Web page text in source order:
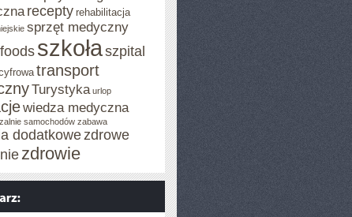
recepty rehabilitacja
sprzęt medyczny
szkołaszpital
transport
Turystyka urlop
wiedza medyczna
samochodów zabawa
dodatkowezdrowe
zdrowie